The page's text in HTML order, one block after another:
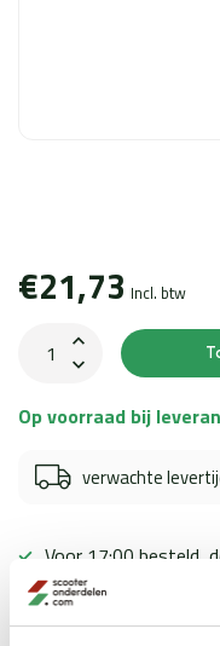
€21,73 Incl. btw
Op voorraad bij
verwachte
Voor 17:00 besteld,
Toegewijde
Ervaren scooter